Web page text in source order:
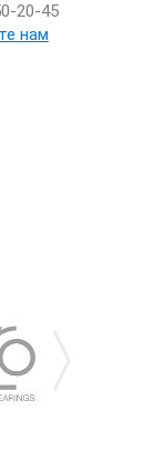
20-45
нам